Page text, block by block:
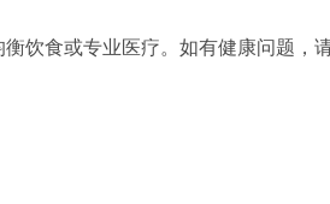
饮食或专业医疗。如有健康问题，